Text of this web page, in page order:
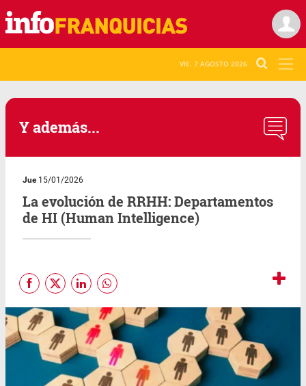
VIE. 7 AGOSTO 2026
Y además...
Jue15/01/2026
La evolución de RRHH: Departamentos
de HI (Human Intelligence)